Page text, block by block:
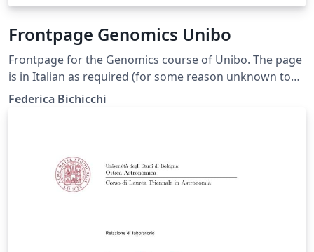
Frontpage Genomics Unibo
Frontpage for the Genomics course of Unibo. The page
is in Italian as required (for some reason unknown to
us) and you shouldn't translate anything but your
Federica Bichicchi